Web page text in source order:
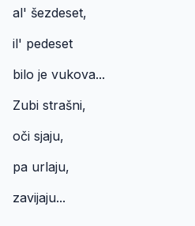
аl' šezdeset,
il' pedeset
bilo je vukova...
Zubi strašni,
oči sjaju,
pa urlaju,
zavijaju...